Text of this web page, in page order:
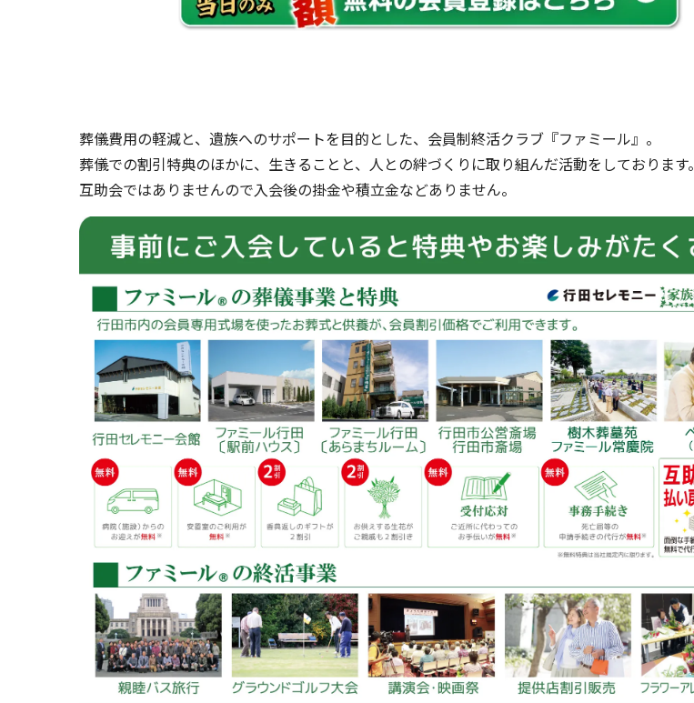
葬儀費用の軽減と、遺族へのサポートを目的とした、会員制終活クラブ『ファミール』。
葬儀での割引特典のほかに、生きることと、人との絆づくりに取り組んだ活動をしております。
互助会ではありませんので入会後の掛金や積立金などありません。